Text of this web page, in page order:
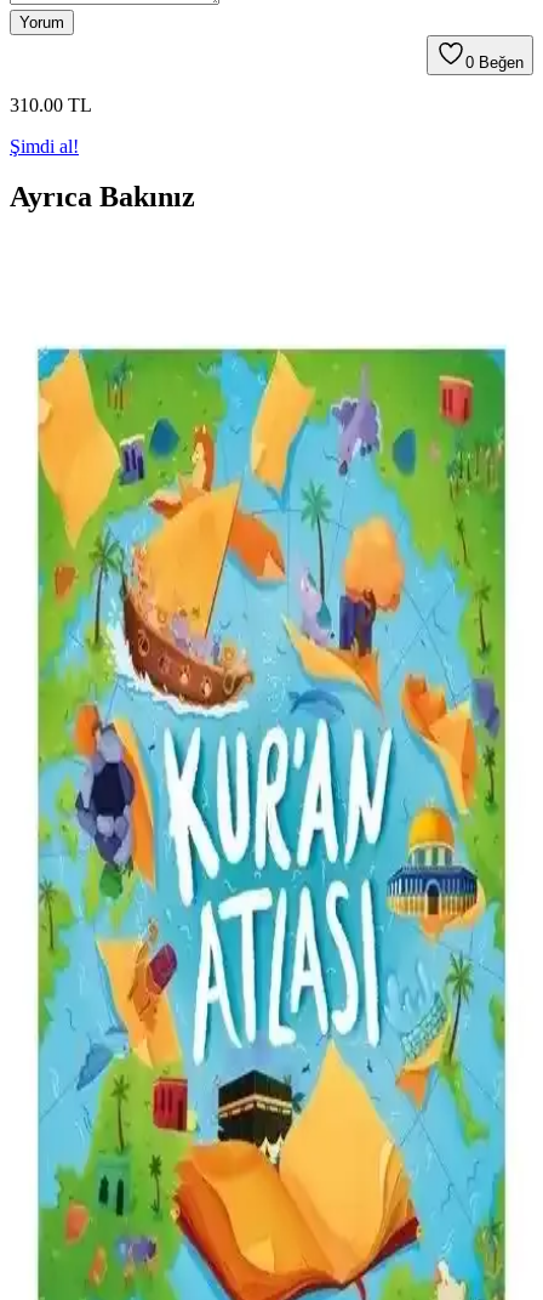
Yorum
0 Beğen
310.00 TL
Şimdi al!
Ayrıca Bakınız
Kur'an-ı Kerim'in iniş sırasına göre mealini derinlemesine öğrenin.
Anlamınızı güçlendirin, hemen keşfedin!
Kur'an-ı Kerim Türkçe Meali: Derin Manevi
Yolculuğa Rehberlik Eden Kutsal Kitap
2017 baskısı, Elmalılı Hamdi Yazır çevirisiyle, kolay okunabilir
boyutta, sade tasarımıyla manevi yolculuğunuzda rehberlik eden bir
Kur'an-ı Kerim Türkçe Mealidir.
Hayrat Neşriyat Hafız Boy Büyük Cevşen Mealli:
Manevi Derinlik ve Erişilebilirlik
Hayrat Neşriyat Hafız Boy Büyük Cevşen, 2019 yılında
yayımlanmış, Türkçe meal ve dualarla manevi derinlik sunan
dayanıklı ve estetik bir dini kitaptır.
İslami Duvar Yazılarıyla Dekorasyonda Estetik ve
Anlam Birliği Nasıl Yakalanır
İslami duvar yazıları, modern tasarımlarla birleşerek iç mekanlara
derinlik ve anlam katıyor. Manevi ifadeler ve estetik detaylar, yaşam
alanlarınızı özgün kılar.
Ahşap Kur'an Kutuları: Geleneksel Zarafet ve
Fonksiyonellik Bir Arada
Ahşap kur'an kutuları, el işçiliği ve geleneksel tasarımlarla dini
metinleri koruyan estetik ve fonksiyonel ürünlerdir. Dayanıklı
malzemeleri ve detaylı süslemeleriyle kültürel mirası yansıtır.
Kişiye Özel İsimli Kur'an Tasarımlarıyla Hem
Dekorasyon Hem Anlam Yükleme Sanatı
Kişiye özel isimli Kur'an tasarımları, dekorasyonda estetik ve
manevi değeri bir araya getirerek kişisel hikayenizi ve inançlarınızı
yansıtan özgün eserler sunar.
Kur'an Mealeri Karşılaştırması: Çocuklara ve
Günlük Hayata Uygun Seçenekler